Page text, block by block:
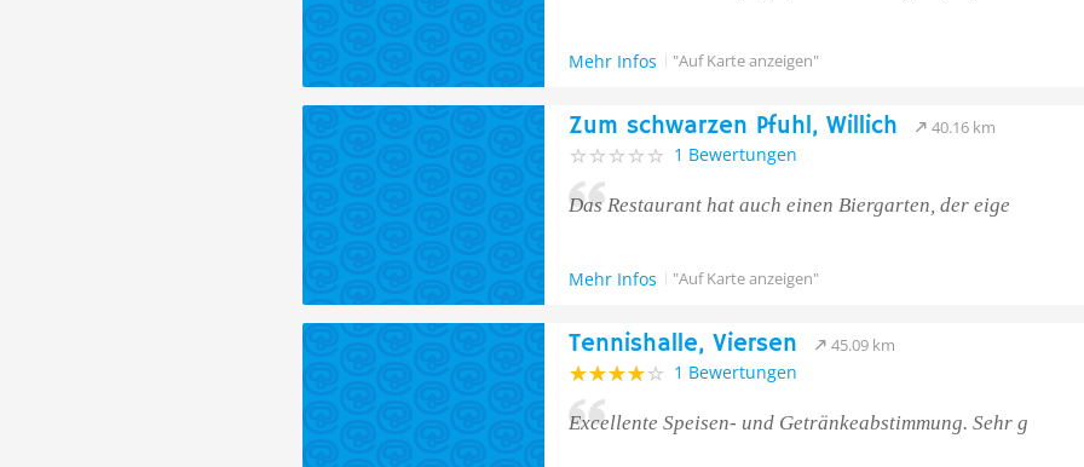
Mehr Infos "Auf Karte anzeigen"
Zum schwarzen Pfuhl, Willich 40.16 km
1 Bewertungen
Das Restaurant hat auch einen Biergarten, der eige
Mehr Infos "Auf Karte anzeigen"
Tennishalle, Viersen 45.09 km
1 Bewertungen
Excellente Speisen- und Getränkeabstimmung. Sehr g